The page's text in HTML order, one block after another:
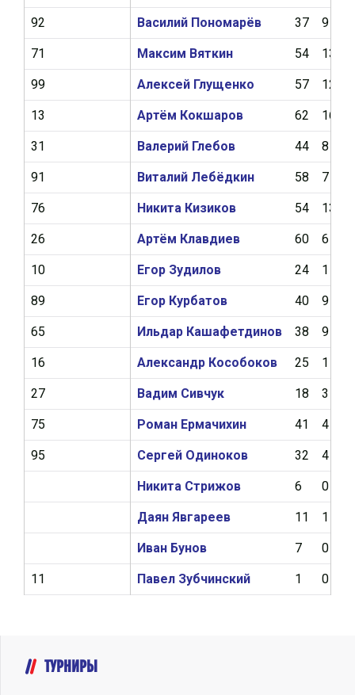
Василий Пономарёв 37 9
Максим Вяткин 54 13
Алексей Глущенко 57 12
Артём Кокшаров 62 16
Валерий Глебов 44 8
Виталий Лебёдкин 58 7
Никита Кизиков 54 13
Артём Клавдиев 60 6
Егор Зудилов 24 1
Егор Курбатов 40 9
Ильдар Кашафетдинов 38 9
Александр Кособоков 25 1
Вадим Сивчук 18 3
Роман Ермачихин 41 4
Сергей Одиноков 32 4
Никита Стрижов 6 0
Даян Явгареев 11 1
Иван Бунов 7 0
Павел Зубчинский 1 0
92
71
99
13
31
91
76
26
10
89
65
16
27
75
95
11
ТУРНИРЫ